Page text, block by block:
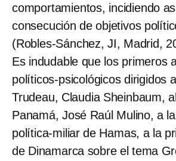
comportamientos, incidiendo
consecución de objetivos
(Robles-Sánchez, JI, Madrid,
Es indudable que los primeros
políticos-psicológicos dirigidos
Trudeau, Claudia Sheinbaum,
Panamá, José Raúl Mulino, a
política-miliar de Hamas, a la
de Dinamarca sobre el tema